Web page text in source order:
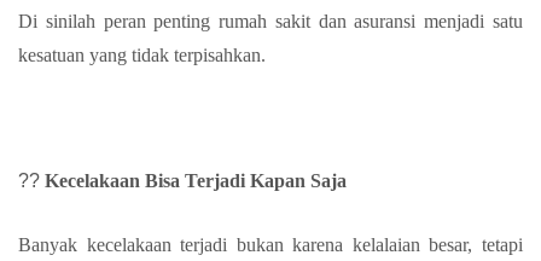
Di sinilah peran penting rumah sakit dan asuransi menjadi satu
kesatuan yang tidak terpisahkan.
?? Kecelakaan Bisa Terjadi Kapan Saja
Banyak kecelakaan terjadi bukan karena kelalaian besar, tetapi